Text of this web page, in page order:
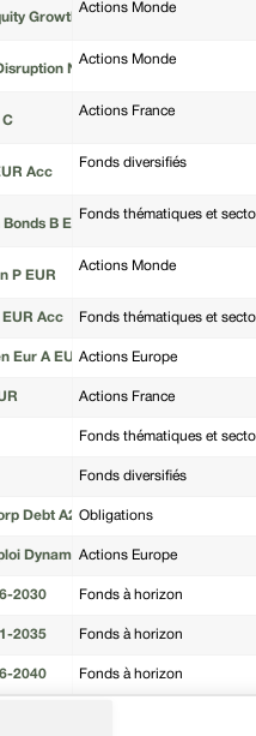
Growth A
Actions Monde
NC
Actions Monde
C
Actions France
Acc
Fonds diversifiés
B EUR
Fonds thématiques et
P EUR
Actions Monde
Acc Fonds thématiques et
Eur A EURActions Europe
Actions France
Fonds thématiques et
Fonds diversifiés
Debt A2 EUR H
Obligations
Dynamique R/CActions Europe
2030 Fonds à horizon
2035 Fonds à horizon
2040 Fonds à horizon